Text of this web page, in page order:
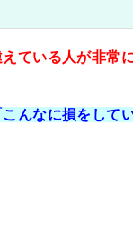
ている人が非常
こんなに損をして